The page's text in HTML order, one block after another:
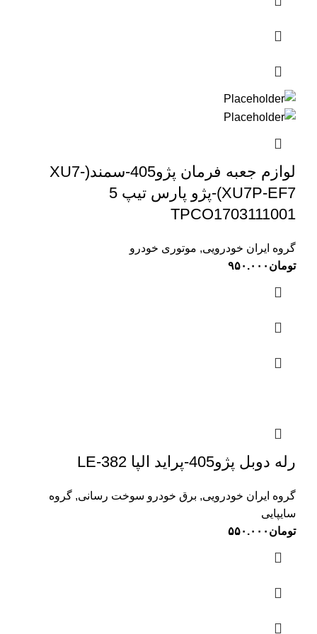
لوازم جعبه فرمان پژو405-سمند(XU7-
XU7P-EF7)-پژو پارس تیپ 5
TPCO1703111001
گروه ایران خودرویی, موتوری خودرو
تومان ۹۵۰.۰۰۰
رله دوبل پژو405-پراید الپا LE-382
گروه ایران خودرویی, برق خودرو سوخت رسانی, گروه
سایپایی
تومان ۵۵۰.۰۰۰